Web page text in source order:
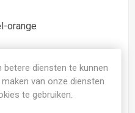
orange
(tall bearded) Hoge
diensten te kunnen
van onze diensten
te gebruiken.